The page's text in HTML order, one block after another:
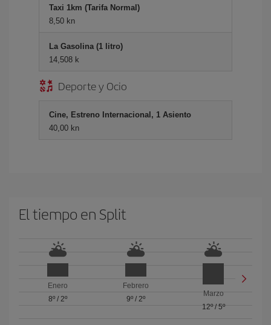
Taxi 1km (Tarifa Normal)
8,50 kn
La Gasolina (1 litro)
14,508 k
Deporte y Ocio
Cine, Estreno Internacional, 1 Asiento
40,00 kn
El tiempo en Split
Enero
8º/ 2º
Febrero
9º/ 2º
Marzo
12º/ 5º